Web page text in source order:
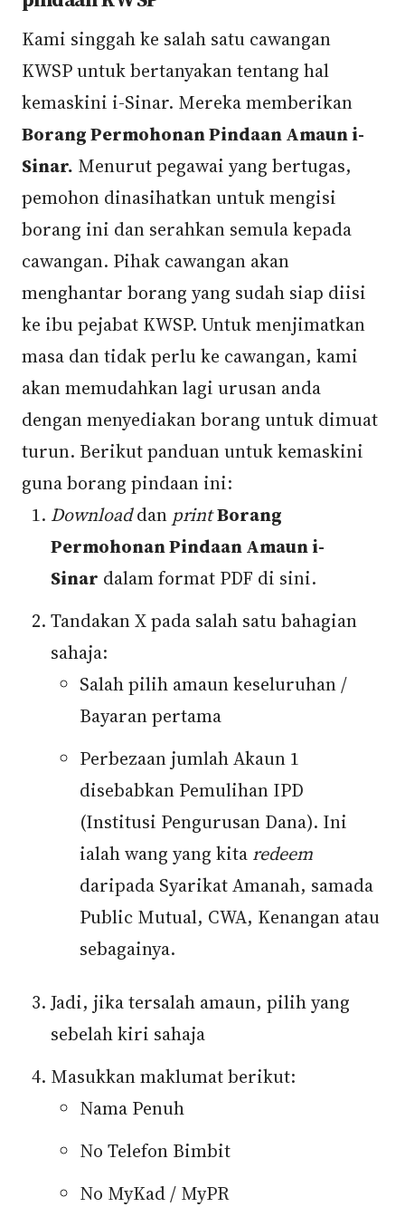
Kami singgah ke salah satu cawangan
KWSP untuk bertanyakan tentang hal
kemaskini i-Sinar. Mereka memberikan
Borang Permohonan Pindaan Amaun i-
Sinar. Menurut pegawai yang bertugas,
pemohon dinasihatkan untuk mengisi
borang ini dan serahkan semula kepada
cawangan. Pihak cawangan akan
menghantar borang yang sudah siap diisi
ke ibu pejabat KWSP. Untuk menjimatkan
masa dan tidak perlu ke cawangan, kami
akan memudahkan lagi urusan anda
dengan menyediakan borang untuk dimuat
turun. Berikut panduan untuk kemaskini
guna borang pindaan ini:
Downloaddan printBorang
Permohonan Pindaan Amaun i-
Sinar dalam format PDF di sini.
Tandakan X pada salah satu bahagian
sahaja:
Salah pilih amaun keseluruhan /
Bayaran pertama
Perbezaan jumlah Akaun 1
disebabkan Pemulihan IPD
(Institusi Pengurusan Dana). Ini
ialah wang yang kita redeem
daripada Syarikat Amanah, samada
Public Mutual, CWA, Kenangan atau
sebagainya.
Jadi, jika tersalah amaun, pilih yang
sebelah kiri sahaja
Masukkan maklumat berikut:
Nama Penuh
No Telefon Bimbit
No MyKad / MyPR